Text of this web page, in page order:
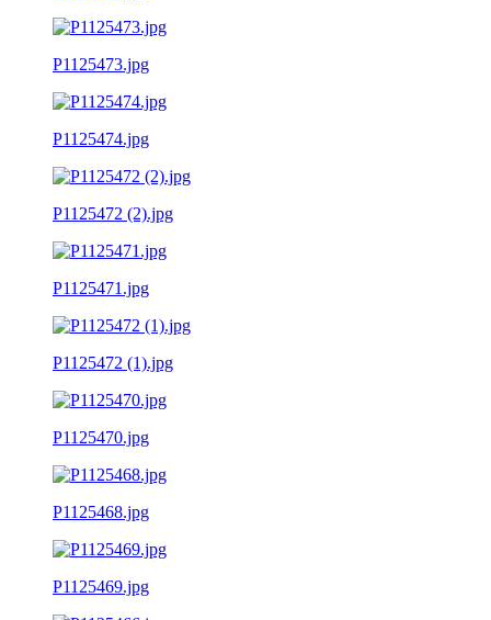
P1125473.jpg
P1125474.jpg
P1125472 (2).jpg
P1125471.jpg
P1125472 (1).jpg
P1125470.jpg
P1125468.jpg
P1125469.jpg